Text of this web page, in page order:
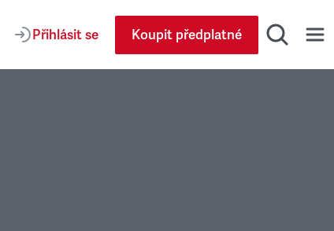
Přihlásit se Koupit předplatné